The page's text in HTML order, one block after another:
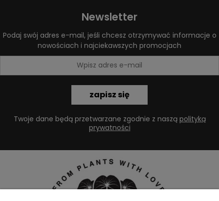
Newsletter
Podaj swój adres e-mail, jeśli chcesz otrzymywać informacje o
nowościach i najciekawszych promocjach
zapisz się
Twoje dane będą przetwarzane zgodnie z naszą polityką
prywatności